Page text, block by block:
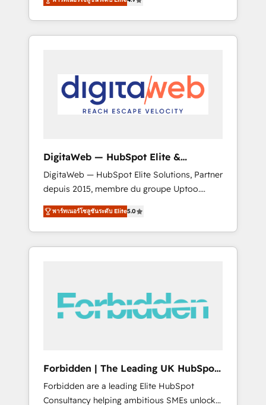
industries. With 150+ HubSpot-certified
experts, we deliver scalable solutions to
complex GTM and RevOps challenges. Our
smooth setup tailored to your GTM motion.
🔹 Migrations: Move from other CRMs to
HubSpot without data loss or downtime. 🔹
stack for better adoption. 🔹 Custom
Solutions: Build tailored apps, workflows, and
configurations. We are SOC 2 Type II and ISO
27001 certified, reinforcing our commitment
to data security and compliance. At
OneMetric, we help revenue teams focus on
the OneMetric that matters most: revenue.
DigitaWeb — HubSpot Elite &
Intégrations ERP
DigitaWeb — HubSpot Elite Solutions, Partner
depuis 2015, membre du groupe Uptoo.
Nous aidons les ETI et PME B2B à unifier
Marketing, Ventes et Service sur HubSpot
grâce à la Revenue Architecture : alignement
des équipes, pipeline prévisible, croissance
Shopify, Oneflow. 💻 Développements
custom : CRM UI Extensions (React),
B2B, Immobilier, Viticulture, Finance. 🚀 Nos
livrables : migration sécurisée,
implémentation Marketing + Sales + Service
พาร์ทเนอร์โซลูชันระดับ Elite5.0
Forbidden | The Leading UK HubSpot
Consultancy
Forbidden are a leading Elite HubSpot
Consultancy helping ambitious SMEs unlock